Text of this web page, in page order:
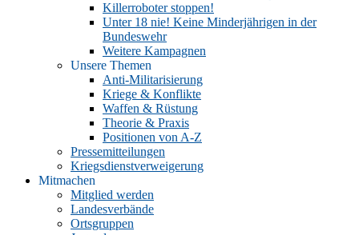
Killerroboter stoppen!
Unter 18 nie! Keine Minderjährigen in der
Bundeswehr
Weitere Kampagnen
Unsere Themen
Anti-Militarisierung
Kriege & Konflikte
Waffen & Rüstung
Theorie & Praxis
Positionen von A-Z
Pressemitteilungen
Kriegsdienstverweigerung
Mitmachen
Mitglied werden
Landesverbände
Ortsgruppen